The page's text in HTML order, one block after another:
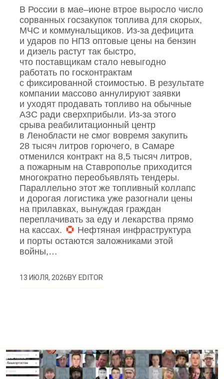
В России в мае–июне втрое выросло число
сорванных госзакупок топлива для скорых,
МЧС и коммунальщиков. Из‑за дефицита
и ударов по НПЗ оптовые цены на бензин
и дизель растут так быстро,
что поставщикам стало невыгодно
работать по госконтрактам
с фиксированной стоимостью. В результате
компании массово аннулируют заявки
и уходят продавать топливо на обычные
АЗС ради сверхприбыли. Из‑за этого
срыва реабилитационный центр
в Ленобласти не смог вовремя закупить
28 тысяч литров горючего, в Самаре
отменился контракт на 8,5 тысяч литров,
а пожарным на Ставрополье приходится
многократно переобъявлять тендеры.
Параллельно этот же топливный коллапс
и дорогая логистика уже разогнали цены
на прилавках, вынуждая граждан
переплачивать за еду и лекарства прямо
на кассах.
Нефтяная инфраструктура
и порты остаются заложниками этой
войны,…
13 ИЮЛЯ, 2026BYEDITOR